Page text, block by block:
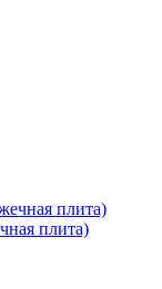
плита)